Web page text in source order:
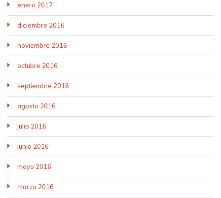
enero 2017
diciembre 2016
noviembre 2016
octubre 2016
septiembre 2016
agosto 2016
julio 2016
junio 2016
mayo 2016
marzo 2016